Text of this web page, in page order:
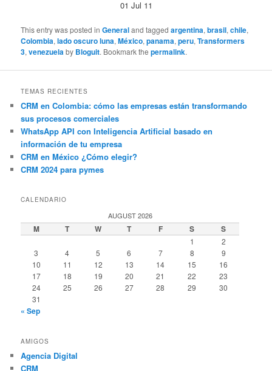
01 Jul 11
This entry was posted inGeneraland taggedargentina,brasil,chile,
Colombia,lado oscuro luna,México,panama,peru,Transformers
3,venezuelaby Bloguit. Bookmark thepermalink.
TEMAS RECIENTES
CRM en Colombia: cómo las empresas están transformando
sus procesos comerciales
WhatsApp API con Inteligencia Artificial basado en
información de tu empresa
CRM en México ¿Cómo elegir?
CRM 2024 para pymes
CALENDARIO
AUGUST 2026
M T W T F S S
1
2
3
4 5 6 7 8
9
10
11 12 13 14 15
16
17
18 19 20 21 22
23
24
25 26 27 28 29
30
31
« Sep
AMIGOS
Agencia Digital
CRM